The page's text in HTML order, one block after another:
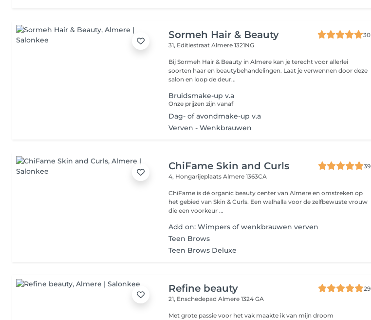
Sormeh Hair & Beauty
30
31, EditiestraatAlmere 1321NG
Bij Sormeh Hair & Beauty in Almere kan je terecht voor allerlei
soorten haar en beautybehandelingen. Laat je verwennen door deze
salon en loop de deur...
Bruidsmake-up v.a
Onze prijzen zijn vanaf
Dag- of avondmake-up v.a
Verven - Wenkbrauwen
ChiFame Skin and Curls
39
4, HongarijeplaatsAlmere 1363CA
ChiFame is dé organic beauty center van Almere en omstreken op
het gebied van Skin & Curls. Een walhalla voor de zelfbewuste vrouw
die een voorkeur ...
Add on: Wimpers of wenkbrauwen verven
Teen Brows
Teen Brows Deluxe
Refine beauty
29
21, EnschedepadAlmere 1324 GA
Met grote passie voor het vak maakte ik van mijn droom